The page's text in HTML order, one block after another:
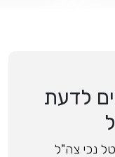
לדעת
נכי צה"ל